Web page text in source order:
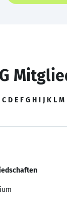
C D E F G H I J K L M